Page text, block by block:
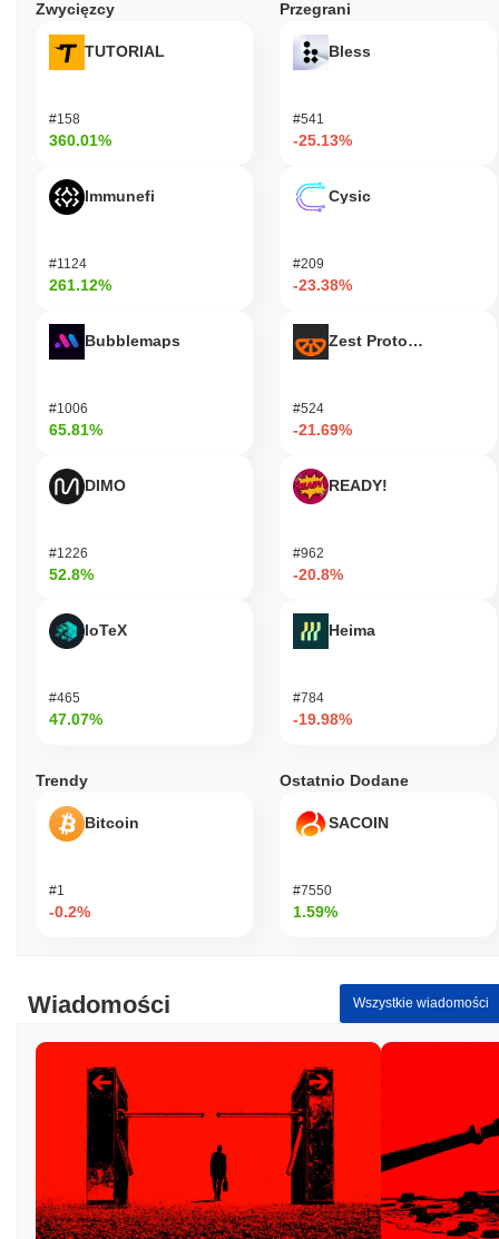
Zwycięzcy
TUTORIAL
#158
360.01%
Immunefi
#1124
261.12%
Bubblemaps
#1006
65.81%
DIMO
#1226
52.8%
IoTeX
#465
47.07%
Przegrani
Bless
#541
-25.13%
Cysic
#209
-23.38%
Zest Protocol
#524
-21.69%
READY!
#962
-20.8%
Heima
#784
-19.98%
Trendy
Bitcoin
#1
-0.2%
Ostatnio Dodane
SACOIN
#7550
1.59%
Wiadomości Wszystkie wiadomości